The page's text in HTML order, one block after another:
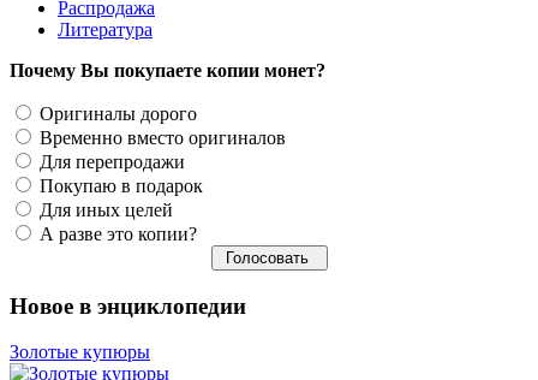
Распродажа
Литература
Почему Вы покупаете копии монет?
Оригиналы дорого
Временно вместо оригиналов
Для перепродажи
Покупаю в подарок
Для иных целей
А разве это копии?
Новое в энциклопедии
Золотые купюры